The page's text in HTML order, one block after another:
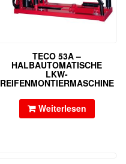
TECO 53A –
HALBAUTOMATISCHE
LKW-
REIFENMONTIERMASCHINE
Weiterlesen